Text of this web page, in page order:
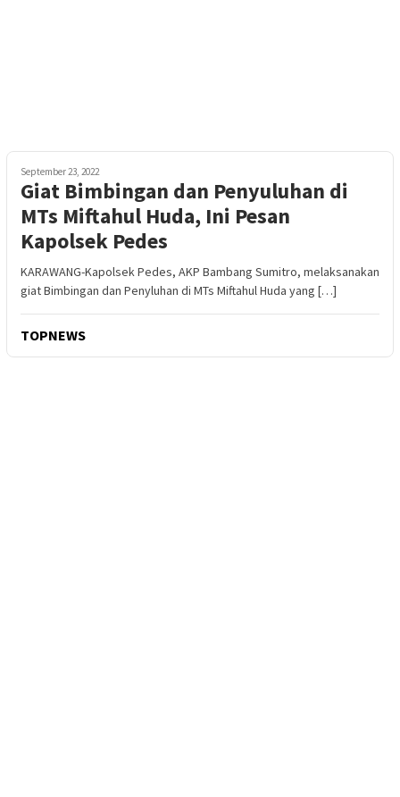
September 23, 2022
Giat Bimbingan dan Penyuluhan di
MTs Miftahul Huda, Ini Pesan
Kapolsek Pedes
KARAWANG-Kapolsek Pedes, AKP Bambang Sumitro, melaksanakan
giat Bimbingan dan Penyluhan di MTs Miftahul Huda yang […]
TOPNEWS